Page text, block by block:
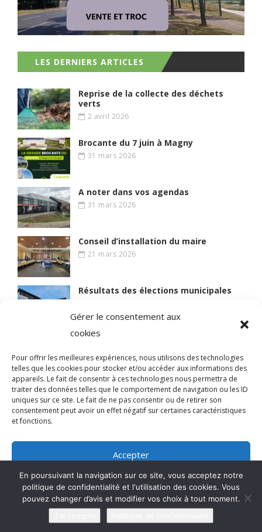
Gérer le consentement aux
cookies
Pour offrir les meilleures expériences, nous utilisons des technologies
telles que les cookies pour stocker et/ou accéder aux informations des
appareils. Le fait de consentir à ces technologies nous permettra de
traiter des données telles que le comportement de navigation ou les ID
uniques sur ce site. Le fait de ne pas consentir ou de retirer son
consentement peut avoir un effet négatif sur certaines caractéristiques
et fonctions.
Accepter
Refuser
Voir les préférences
LES DERNIERS ARTICLES
Reprise de la collecte des déchets
verts
2 avril 2026
Brocante du 7 juin à Magny
31 mars 2026
A noter dans vos agendas
31 mars 2026
Conseil d’installation du maire
21 mars 2026
Résultats des élections municipales
© 2021 BIEN VIVRE A MAGNY
Mentions légales
En poursuivant la navigation sur ce site, vous acceptez notre
politique de confidentialité et l'utilisation des cookies. Vous
pouvez changer d’avis et modifier vos choix à tout moment.